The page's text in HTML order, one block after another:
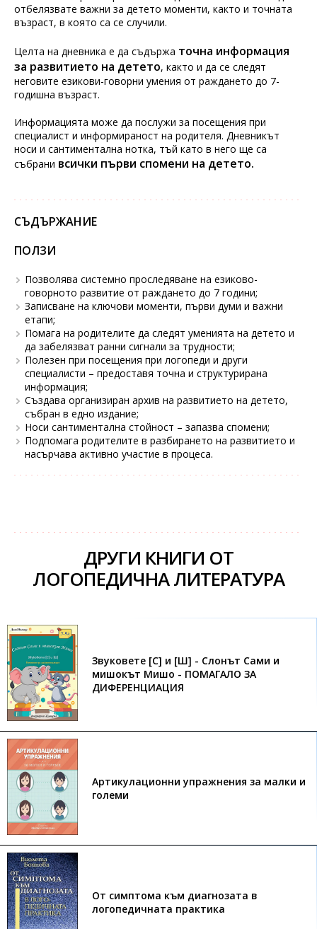
отбелязвате важни за детето моменти, както и точната
възраст, в която са се случили.
Целта на дневника е да съдържа точна информация
за развитието на детето, както и да се следят
неговите езикови-говорни умения от раждането до 7-
годишна възраст.
Информацията може да послужи за посещения при
специалист и информираност на родителя. Дневникът
носи и сантиментална нотка, тъй като в него ще са
събрани всички първи спомени на детето.
СЪДЪРЖАНИЕ
ПОЛЗИ
Позволява системно проследяване на езиково-
говорното развитие от раждането до 7 години;
Записване на ключови моменти, първи думи и важни
етапи;
Помага на родителите да следят уменията на детето и
да забелязват ранни сигнали за трудности;
Полезен при посещения при логопеди и други
специалисти – предоставя точна и структурирана
информация;
Създава организиран архив на развитието на детето,
събран в едно издание;
Носи сантиментална стойност – запазва спомени;
Подпомага родителите в разбирането на развитието и
насърчава активно участие в процеса.
ДРУГИ КНИГИ ОТ
ЛОГОПЕДИЧНА ЛИТЕРАТУРА
Звуковете [С] и [Ш] - Слонът Сами и
мишокът Мишо - ПОМАГАЛО ЗА
ДИФЕРЕНЦИАЦИЯ
Артикулационни упражнения за малки и
големи
От симптома към диагнозата в
логопедичната практика